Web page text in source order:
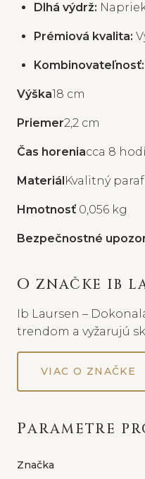
Dlhá výdrž:
Prémiová kvalita:
Kombinovateľnosť:
Výška18 cm
Priemer2,2 cm
Čas horeniacca 8
MateriálKvalitný
Hmotnosť 0,056 kg
Bezpečnostné
O ZNAČKE IB
Ib Laursen –
trendom a vyžarujú
VIAC O ZNAČKE
PARAMETRE
Značka